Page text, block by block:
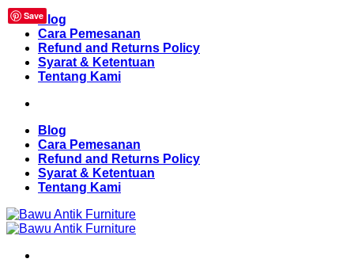
Skip
content
Blog
Cara Pemesanan
Refund and Returns Policy
Syarat & Ketentuan
Tentang Kami
Blog
Cara Pemesanan
Refund and Returns Policy
Syarat & Ketentuan
Tentang Kami
Save